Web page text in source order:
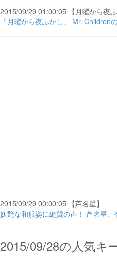
2015/09/29 01:00:05 【月曜から夜ふ
「月曜から夜ふかし」 Mr.
2015/09/29 00:00:05 【芦名星】
妖艶な和服姿に絶賛の声！ 芦名星
2015/09/28の人気キ